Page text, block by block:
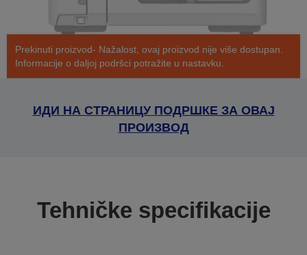
Prekinuti proizvod- Nažalost, ovaj proizvod nije više dostupan.
Informacije o daljoj podršci potražite u nastavku.
ИДИ НА СТРАНИЦУ ПОДРШКЕ ЗА ОВАЈ
ПРОИЗВОД
Tehničke specifikacije